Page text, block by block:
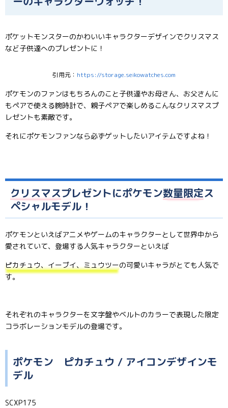
ポケットモンスターのかわいいキャラクターデザインでクリスマス
など子供達へのプレゼントに！
引用元： https://storage.seikowatches.com
ポケモンのファンはもちろんのこと子供達やお母さん、お父さんに
もペアで使える腕時計で、親子ペアで楽しめるこんなクリスマスプ
レゼントも素敵です。
それにポケモンファンなら必ずゲットしたいアイテムですよね！
クリスマスプレゼントにポケモン数量限定ス
ペシャルモデル！
ポケモンといえばアニメやゲームのキャラクターとして世界中から
愛されていて、登場する人気キャラクターといえば
ピカチュウ、イーブイ、ミュウツーの可愛いキャラがとても人気で
す。
それぞれのキャラクターを文字盤やベルトのカラーで表現した限定
コラボレーションモデルの登場です。
ポケモン ピカチュウ / アイコンデザインモ
デル
SCXP175